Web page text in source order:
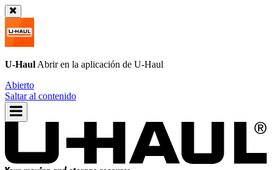
U-Haul Abrir en la aplicación de U-Haul
Abierto
Saltar al contenido